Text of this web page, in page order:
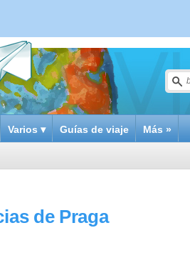
Varios ▾ Guías de viaje Más »
de Praga